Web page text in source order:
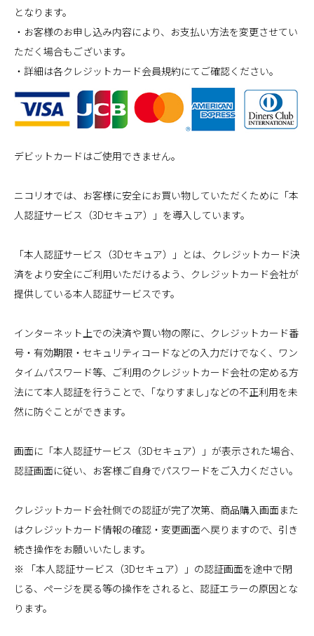
となります。
・お客様のお申し込み内容により、お支払い方法を変更させてい
ただく場合もございます。
・詳細は各クレジットカード会員規約にてご確認ください。
デビットカードはご使用できません。
ニコリオでは、お客様に安全にお買い物していただくために「本
人認証サービス（3Dセキュア）」を導入しています。
「本人認証サービス（3Dセキュア）」とは、クレジットカード決
済をより安全にご利用いただけるよう、クレジットカード会社が
提供している本人認証サービスです。
インターネット上での決済や買い物の際に、クレジットカード番
号・有効期限・セキュリティコードなどの入力だけでなく、ワン
タイムパスワード等、ご利用のクレジットカード会社の定める方
法にて本人認証を行うことで、｢なりすまし｣などの不正利用を未
然に防ぐことができます。
画面に「本人認証サービス（3Dセキュア）」が表示された場合、
認証画面に従い、お客様ご自身でパスワードをご入力ください。
クレジットカード会社側での認証が完了次第、商品購入画面また
はクレジットカード情報の確認・変更画面へ戻りますので、引き
続き操作をお願いいたします。
※ 「本人認証サービス（3Dセキュア）」の認証画面を途中で閉
じる、ページを戻る等の操作をされると、認証エラーの原因とな
ります。